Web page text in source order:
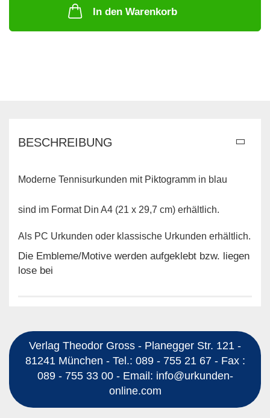
In den Warenkorb
BESCHREIBUNG
Moderne Tennisurkunden mit Piktogramm in blau
sind im Format Din A4 (21 x 29,7 cm) erhältlich.
Als PC Urkunden oder klassische Urkunden erhältlich.
Die Embleme/Motive werden aufgeklebt bzw. liegen
lose bei
Verlag Theodor Gross - Planegger Str. 121 -
81241 München - Tel.: 089 - 755 21 67 - Fax :
089 - 755 33 00 - Email: info@urkunden-
online.com